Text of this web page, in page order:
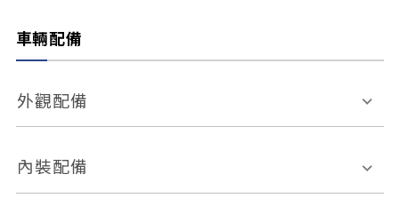
車輛配備
外觀配備
電動天窗
內裝配備